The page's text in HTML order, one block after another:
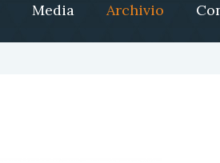
Media Archivio